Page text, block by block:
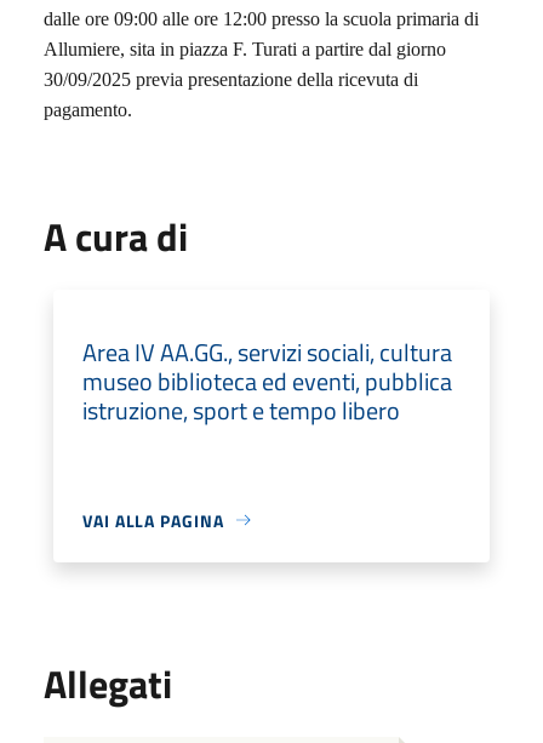
dalle ore 09:00 alle ore 12:00 presso la scuola primaria di
Allumiere, sita in piazza F. Turati a partire dal giorno
30/09/2025 previa presentazione della ricevuta di
pagamento.
A cura di
Area IV AA.GG., servizi sociali, cultura
museo biblioteca ed eventi, pubblica
istruzione, sport e tempo libero
VAI ALLA PAGINA
Allegati